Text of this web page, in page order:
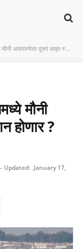
दुसरं अमृत स्नान होणार ? जाणून घ्या महत्व
मौनी
होणार ?
Updated: January 17,